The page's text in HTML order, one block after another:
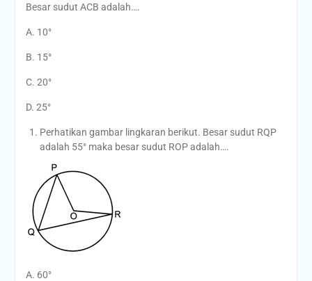
Besar sudut ACB adalah….
A. 10°
B. 15°
C. 20°
D. 25°
Perhatikan gambar lingkaran berikut. Besar sudut RQP
adalah 55° maka besar sudut ROP adalah….
A. 60°